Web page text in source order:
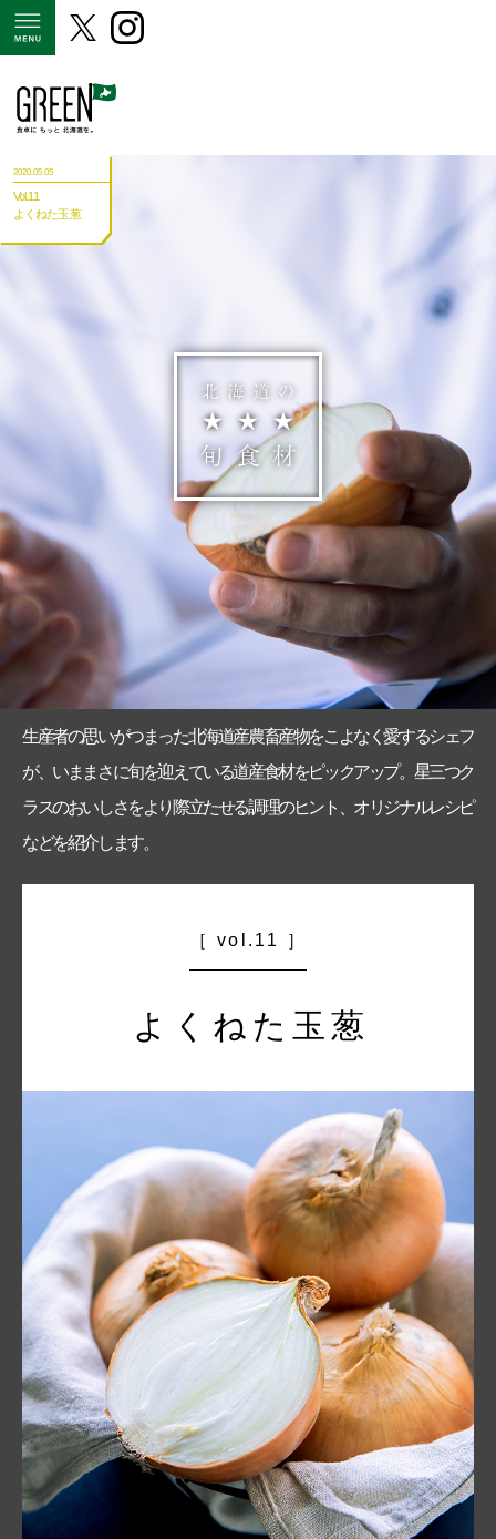
2020.05.05
Vol.11
よくねた玉葱
生産者の思いがつまった北海道産農畜産物をこよなく愛するシェフ
が、いままさに旬を迎えている道産食材をピックアップ。星三つク
ラスのおいしさをより際立たせる調理のヒント、オリジナルレシピ
などを紹介します。
vol.11
よ く ね た 玉 葱